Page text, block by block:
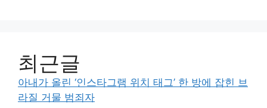
최근글
아내가 올린 ‘인스타그램 위치 태그’ 한 방에 잡힌 브
라질 거물 범죄자